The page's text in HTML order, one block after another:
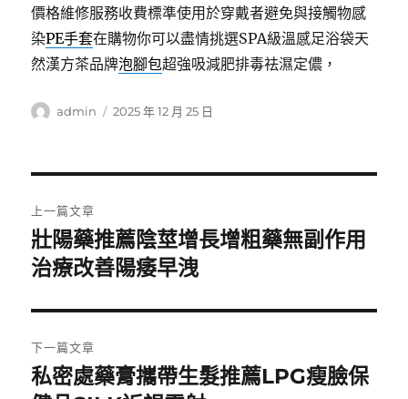
價格維修服務收費標準使用於穿戴者避免與接觸物感
染PE手套在購物你可以盡情挑選SPA級溫感足浴袋天
然漢方茶品牌泡腳包超強吸減肥排毒祛濕定儂，
作
admin
發
2025 年 12 月 25 日
章
導
覽
上一篇文章
上
一
文
章:
壯陽藥推薦陰莖增長增粗藥無副作用
治療改善陽痿早洩
下一篇文章
下
私密處藥膏攜帶生髮推薦LPG瘦臉保